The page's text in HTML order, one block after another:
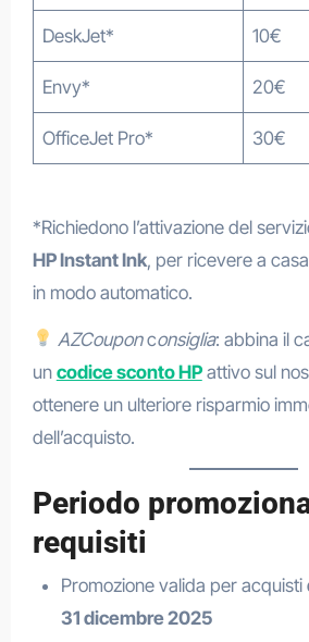
DeskJet* 10€
Envy* 20€
OfficeJet Pro* 30€
*Richiedono l’attivazione del
HP Instant Ink, per ricevere a
in modo automatico.
AZCouponconsiglia: abbina il
un codice sconto HPattivo sul
ottenere un ulteriore risparmio
dell’acquisto.
Periodo
requisiti
Promozione valida per acquisti
31 dicembre 2025